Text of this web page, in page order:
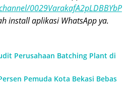
0029VarakafA2pLDBBYbP
install aplikasi WhatsApp ya.
Perusahaan Batching Plant di
Pemuda Kota Bekasi Bebas